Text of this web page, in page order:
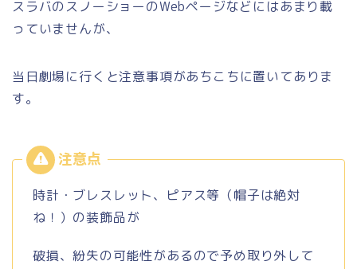
スラバのスノーショーのWebページなどにはあまり載
っていませんが、
当日劇場に行くと注意事項があちこちに置いてありま
す。
時計・ブレスレット、ピアス等（帽子は絶対
ね！）の装飾品が
破損、紛失の可能性があるので予め取り外して